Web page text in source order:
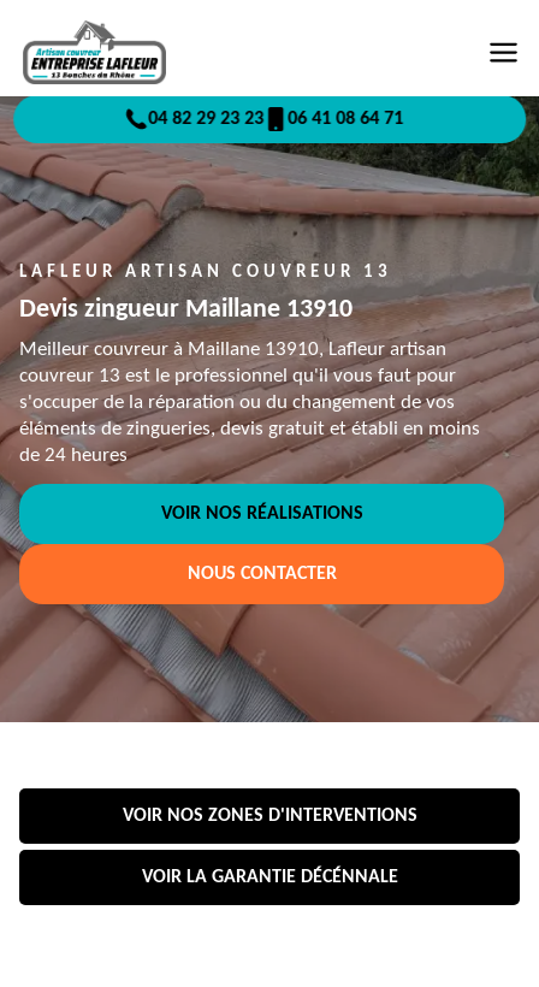
04 82 29 23 23 06 41 08 64 71
LAFLEUR ARTISAN COUVREUR 13
Devis zingueur Maillane 13910
Meilleur couvreur à Maillane 13910, Lafleur artisan
couvreur 13 est le professionnel qu'il vous faut pour
s'occuper de la réparation ou du changement de vos
éléments de zingueries, devis gratuit et établi en moins
de 24 heures
VOIR NOS RÉALISATIONS
NOUS CONTACTER
VOIR NOS ZONES D'INTERVENTIONS
VOIR LA GARANTIE DÉCÉNNALE